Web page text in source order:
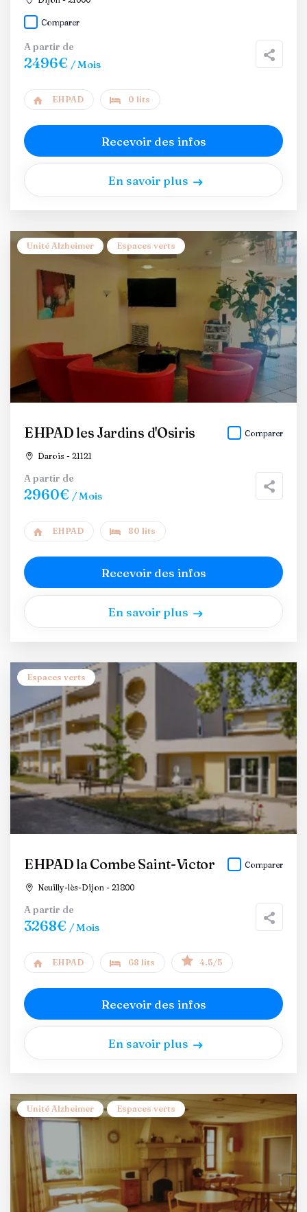
Comparer
A partir de
2496€ / Mois
EHPAD 0 lits
Recevoir des infos
En savoir plus
Unité Alzheimer Espaces verts
EHPAD les Jardins d'Osiris
Darois - 21121
Comparer
A partir de
2960€ / Mois
EHPAD 80 lits
Recevoir des infos
En savoir plus
Espaces verts
EHPAD la Combe Saint-Victor
Neuilly-lès-Dijon - 21800
Comparer
A partir de
3268€ / Mois
EHPAD 68 lits 4.5/5
Recevoir des infos
En savoir plus
Unité Alzheimer Espaces verts